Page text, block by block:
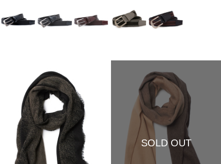
SOLD OUT